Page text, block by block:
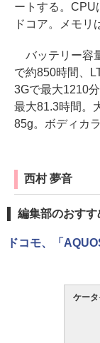
ートする。CPU
ドコア。メモリ
バッテリー容
で約850時間、
3Gで最大1210
最大81.3時間。
85g。ボディカ
西村 夢音
編集部のおすす
ドコモ、「
ケー